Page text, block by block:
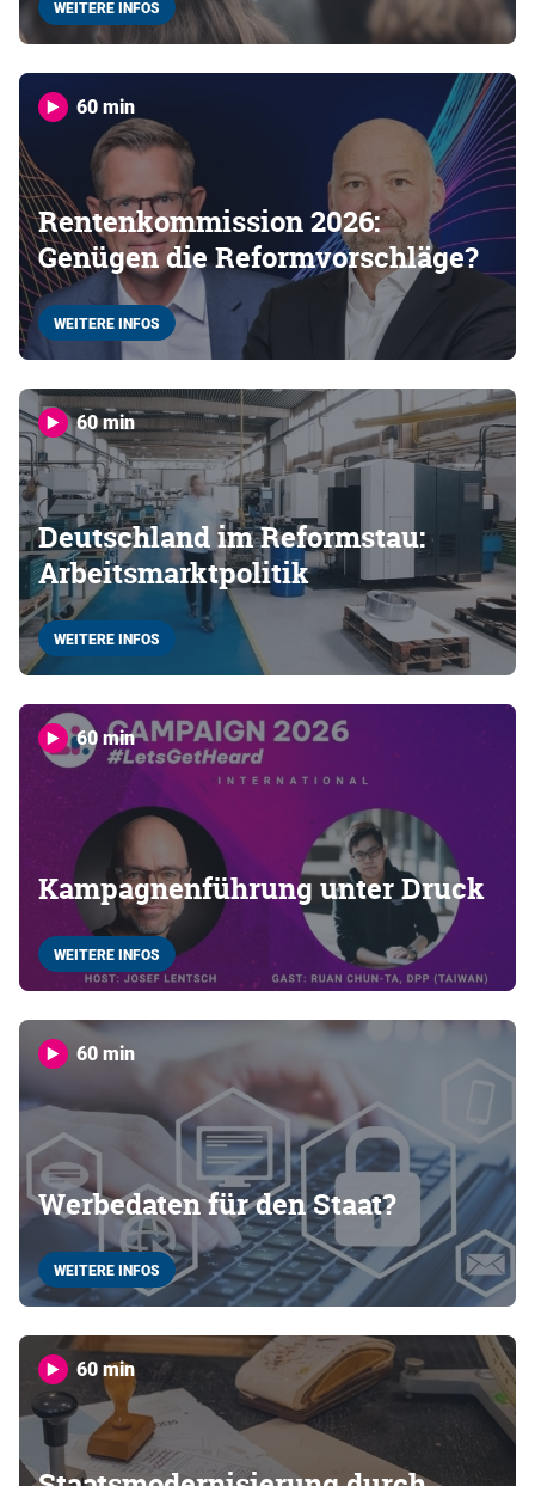
WEITERE INFOS
60 min
Rentenkommission 2026:
Genügen die Reformvorschläge?
WEITERE INFOS
60 min
Deutschland im Reformstau:
Arbeitsmarktpolitik
WEITERE INFOS
60 min
Kampagnenführung unter Druck
WEITERE INFOS
60 min
Werbedaten für den Staat?
WEITERE INFOS
60 min